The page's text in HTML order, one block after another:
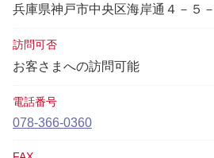
兵庫県神戸市中央区海岸通４－５
訪問可否
お客さまへの訪問可能
電話番号
078-366-0360